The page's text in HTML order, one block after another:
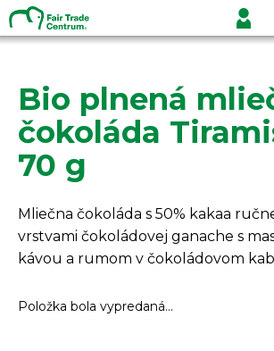
Prejsť
na
obsah
Bio plnená
čokoláda
70 g
Mliečna čokoláda s 50% kakaa
vrstvami čokoládovej ganache s
kávou a rumom v čokoládovom
Položka bola vypredaná…
K
o
Späť
Späť
Č
o
p
o
r
e
b
j